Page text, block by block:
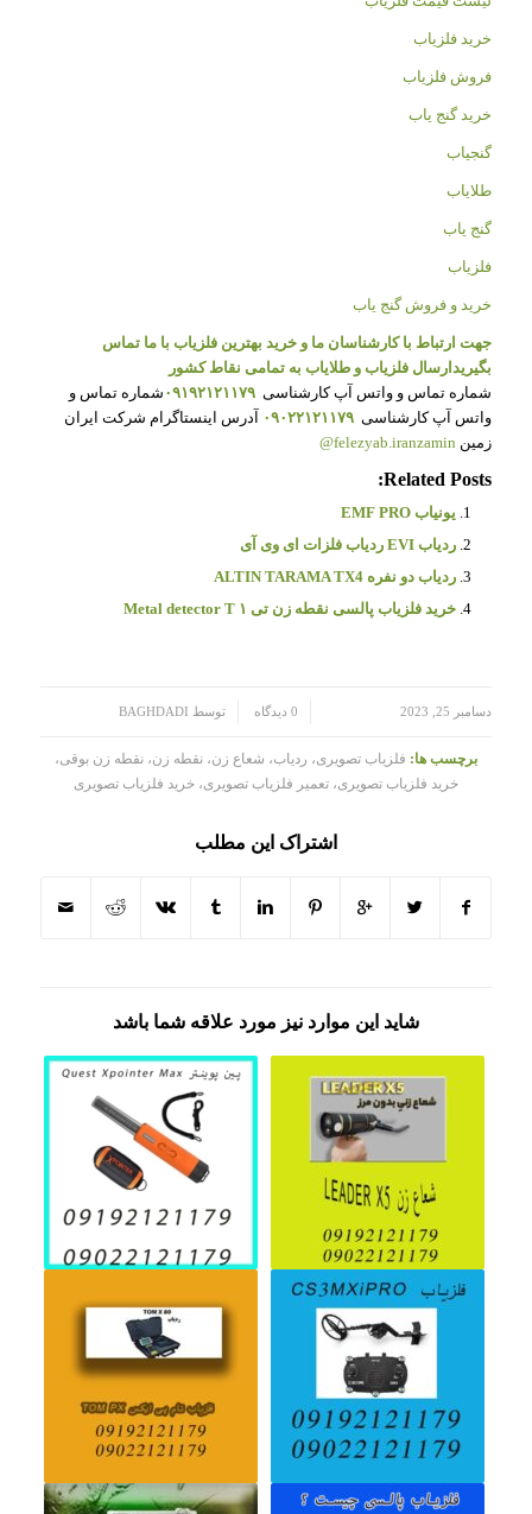
خرید فلزیاب
فروش فلزیاب
خرید گنج یاب
گنجیاب
طلایاب
گنج یاب
فلزیاب
خرید و فروش گنج یاب
جهت ارتباط با کارشناسان ما و خرید بهترین فلزیاب با ما تماس
بگیریدارسال فلزیاب و طلایاب به تمامی نقاط کشور
شماره تماس و واتس آپ کارشناسی ۰۹۱۹۲۱۲۱۱۷۹ شماره تماس و
واتس آپ کارشناسی ۰۹۰۲۲۱۲۱۱۷۹ آدرس اینستاگرام شرکت ایران
زمین felezyab.iranzamin@
Related Posts:
یونیاب EMF PRO
ردیاب EVI ردیاب فلزات ای وی آی
ردیاب دو نفره ALTIN TARAMA TX4
خرید فلزیاب پالسی نقطه زن تی ۱ Metal detector T
دسامبر 25, 2023 0 دیدگاه توسط BAGHDADI
برچسب ها: فلزیاب تصویری، ردیاب، شعاع زن، نقطه زن، نقطه زن بوقی،
خرید فلزیاب تصویری، تعمیر فلزیاب تصویری، خرید فلزیاب تصویری
اشتراک این مطلب
شاید این موارد نیز مورد علاقه شما باشد